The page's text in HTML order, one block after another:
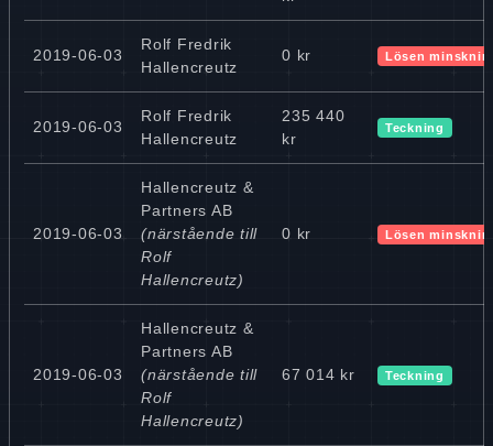
2019-06-03
Rolf Fredrik
Hallencreutz
0 kr Lösen
2019-06-03
Rolf Fredrik
Hallencreutz
235 440
kr
Teckning
2019-06-03
Hallencreutz &
Partners AB
(närstående till
Rolf
Hallencreutz)
0 kr Lösen
2019-06-03
Hallencreutz &
Partners AB
(närstående till
Rolf
Hallencreutz)
67 014 kr Teckning